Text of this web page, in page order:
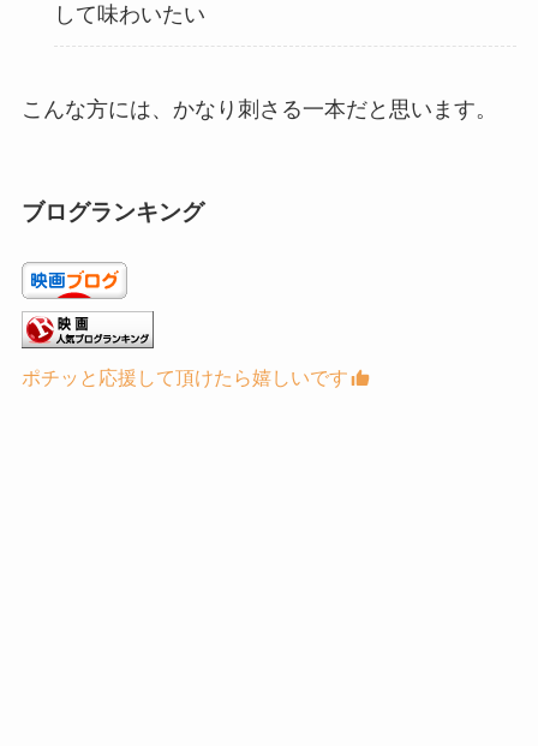
して味わいたい
こんな方には、かなり刺さる一本だと思います。
ブログランキング
ポチッと応援して頂けたら嬉しいです